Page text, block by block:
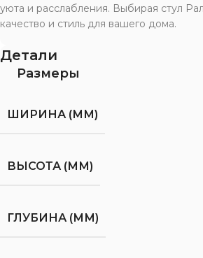
уюта и расслабления. Выбирая стул
качество и стиль для вашего дома.
Детали
Размеры
ШИРИНА (ММ)
ВЫСОТА (ММ)
ГЛУБИНА (ММ)